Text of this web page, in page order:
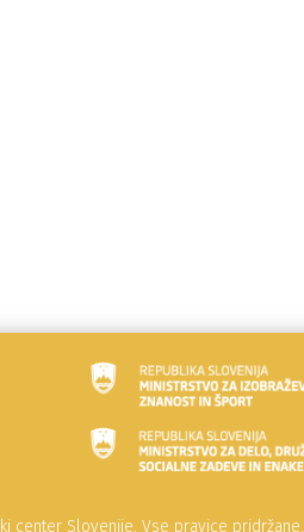
center Slovenije. Vse pravice pridržane.